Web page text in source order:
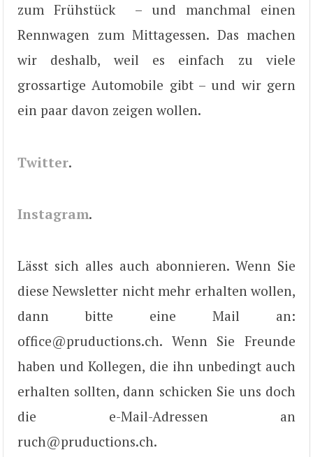
zum Frühstück – und manchmal einen
Rennwagen zum Mittagessen. Das machen
wir deshalb, weil es einfach zu viele
grossartige Automobile gibt – und wir gern
ein paar davon zeigen wollen.
Twitter.
Instagram.
Lässt sich alles auch abonnieren. Wenn Sie
diese Newsletter nicht mehr erhalten wollen,
dann bitte eine Mail an:
office@pruductions.ch. Wenn Sie Freunde
haben und Kollegen, die ihn unbedingt auch
erhalten sollten, dann schicken Sie uns doch
die e-Mail-Adressen an
ruch@pruductions.ch.